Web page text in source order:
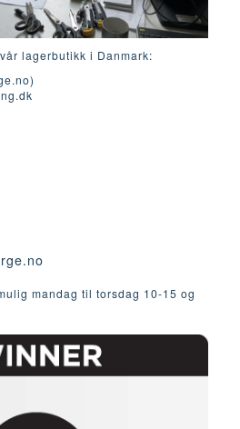
lagerbutikk i Danmark:
mandag til torsdag 10-15 og